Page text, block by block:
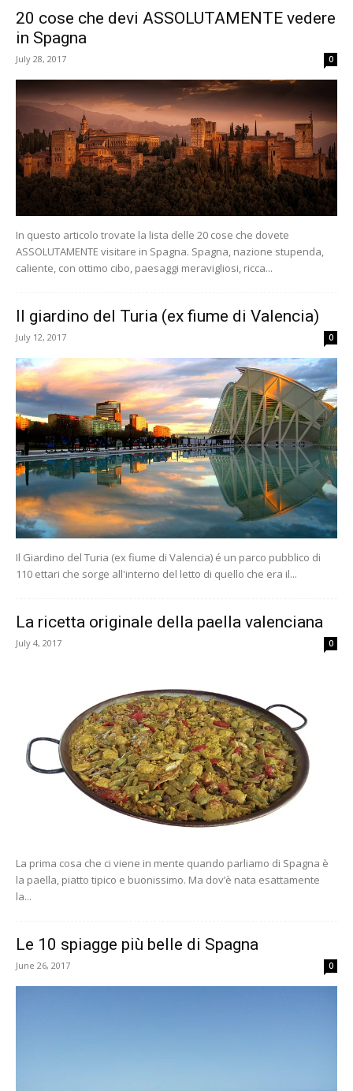
20 cose che devi ASSOLUTAMENTE vedere
in Spagna
July 28, 2017 0
In questo articolo trovate la lista delle 20 cose che dovete
ASSOLUTAMENTE visitare in Spagna. Spagna, nazione stupenda,
caliente, con ottimo cibo, paesaggi meravigliosi, ricca...
Il giardino del Turia (ex fiume di Valencia)
July 12, 2017 0
Il Giardino del Turia (ex fiume di Valencia) é un parco pubblico di
110 ettari che sorge all'interno del letto di quello che era il...
La ricetta originale della paella valenciana
July 4, 2017 0
La prima cosa che ci viene in mente quando parliamo di Spagna è
la paella, piatto tipico e buonissimo. Ma dov’è nata esattamente
la...
Le 10 spiagge più belle di Spagna
June 26, 2017 0